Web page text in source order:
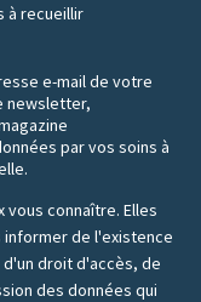
à recueillir
e-mail de votre
newsletter,
par vos soins à
connaître. Elles
de l'existence
droit d'accès, de
des données qui